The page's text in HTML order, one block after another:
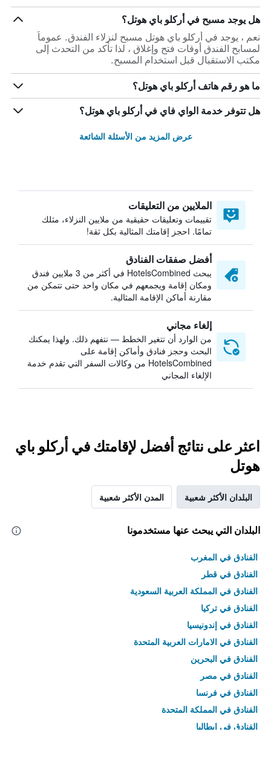
هل يوجد مسبح في أركلو باي هوتل؟
نعم ، يوجد في أركلو باي هوتل مسبح لنزلاء الفندق. عموماً
لمسابح الفندق أوقات فتح وإغلاق ، لذا تأكد من التحدث إلى
مكتب الاستقبال قبل استخدام المسبح.
ما هو رقم هاتف أركلو باي هوتل؟
هل تتوفر خدمة الواي فاي في أركلو باي هوتل؟
عرض المزيد من الأسئلة الشائعة
الملايين من التعليقات
تقييمات وتعليقات حقيقية من ملايين النزلاء، مثلك
تمامًا. احجز إقامتك المثالية بكل ثقة!
أفضل صفقات الفنادق
يبحث HotelsCombined في أكثر من 3 ملايين فندق
ومكان إقامة ويجمعهم في مكان واحد حتى تتمكن من
مقارنة أماكن الإقامة المثالية.
إلغاء مجاني
من الوارد أن تتغير الخطط — نتفهم ذلك. ولهذا يمكنك
البحث وحجز فنادق وأماكن إقامة على
HotelsCombined من وكالات السفر التي تقدم خدمة
الإلغاء المجاني
اعثر على نتائج أفضل لإقامتك في أركلو باي
هوتل
البلدان الأكثر شعبية المدن الأكثر شعبية
البلدان التي يبحث عنها مستخدمونا
الفنادق في المغرب
الفنادق في قطر
الفنادق في المملكة العربية السعودية
الفنادق في تركيا
الفنادق في إندونيسيا
الفنادق في الامارات العربية المتحدة
الفنادق في البحرين
الفنادق في مصر
الفنادق في فرنسا
الفنادق في المملكة المتحدة
الفنادق في إيطاليا